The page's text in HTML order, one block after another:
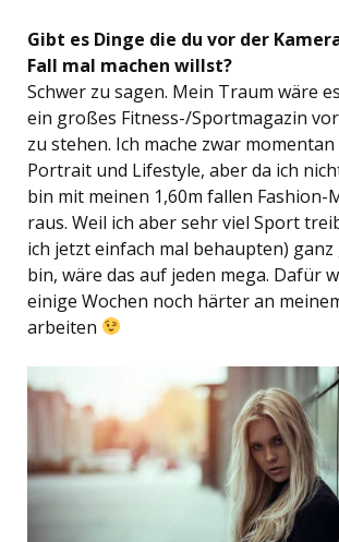
Gibt es Dinge die du vor der
Fall mal machen willst?
Schwer zu sagen. Mein Traum wäre
ein großes Fitness-/Sportmagazin
zu stehen. Ich mache zwar
Portrait und Lifestyle, aber da ich
bin mit meinen 1,60m fallen Fashion-
raus. Weil ich aber sehr viel Sport
ich jetzt einfach mal behaupten)
bin, wäre das auf jeden mega. Dafür
einige Wochen noch härter an
arbeiten